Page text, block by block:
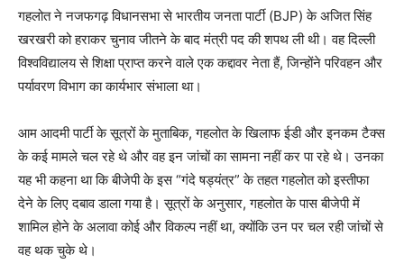
गहलोत ने नजफगढ़ विधानसभा से भारतीय जनता पार्टी (BJP) के अजित सिंह
खरखरी को हराकर चुनाव जीतने के बाद मंत्री पद की शपथ ली थी। वह दिल्ली
विश्वविद्यालय से शिक्षा प्राप्त करने वाले एक कद्दावर नेता हैं, जिन्होंने परिवहन और
पर्यावरण विभाग का कार्यभार संभाला था।
आम आदमी पार्टी के सूत्रों के मुताबिक, गहलोत के खिलाफ ईडी और इनकम टैक्स
के कई मामले चल रहे थे और वह इन जांचों का सामना नहीं कर पा रहे थे। उनका
यह भी कहना था कि बीजेपी के इस “गंदे षड्यंत्र” के तहत गहलोत को इस्तीफा
देने के लिए दबाव डाला गया है। सूत्रों के अनुसार, गहलोत के पास बीजेपी में
शामिल होने के अलावा कोई और विकल्प नहीं था, क्योंकि उन पर चल रही जांचों से
वह थक चुके थे।